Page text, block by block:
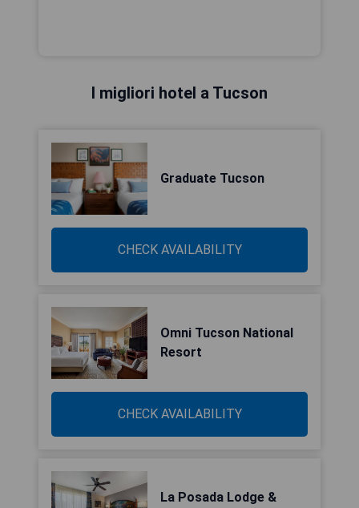
I migliori hotel a Tucson
Graduate Tucson
CHECK AVAILABILITY
Omni Tucson National
Resort
CHECK AVAILABILITY
La Posada Lodge &